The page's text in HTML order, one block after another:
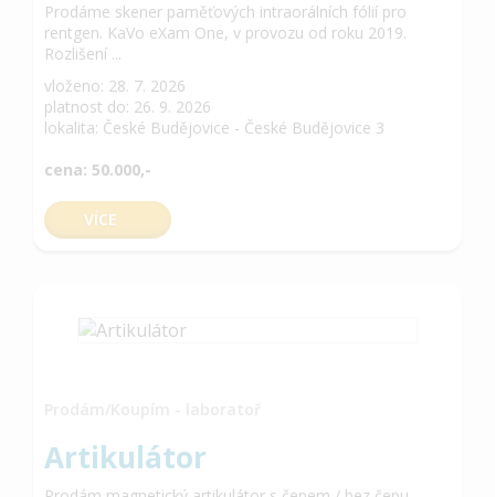
Prodáme skener paměťových intraorálních fólií pro
rentgen. KaVo eXam One, v provozu od roku 2019.
Rozlišení ...
vloženo: 28. 7. 2026
platnost do: 26. 9. 2026
lokalita: České Budějovice - České Budějovice 3
cena: 50.000,-
VÍCE
Artikulátor